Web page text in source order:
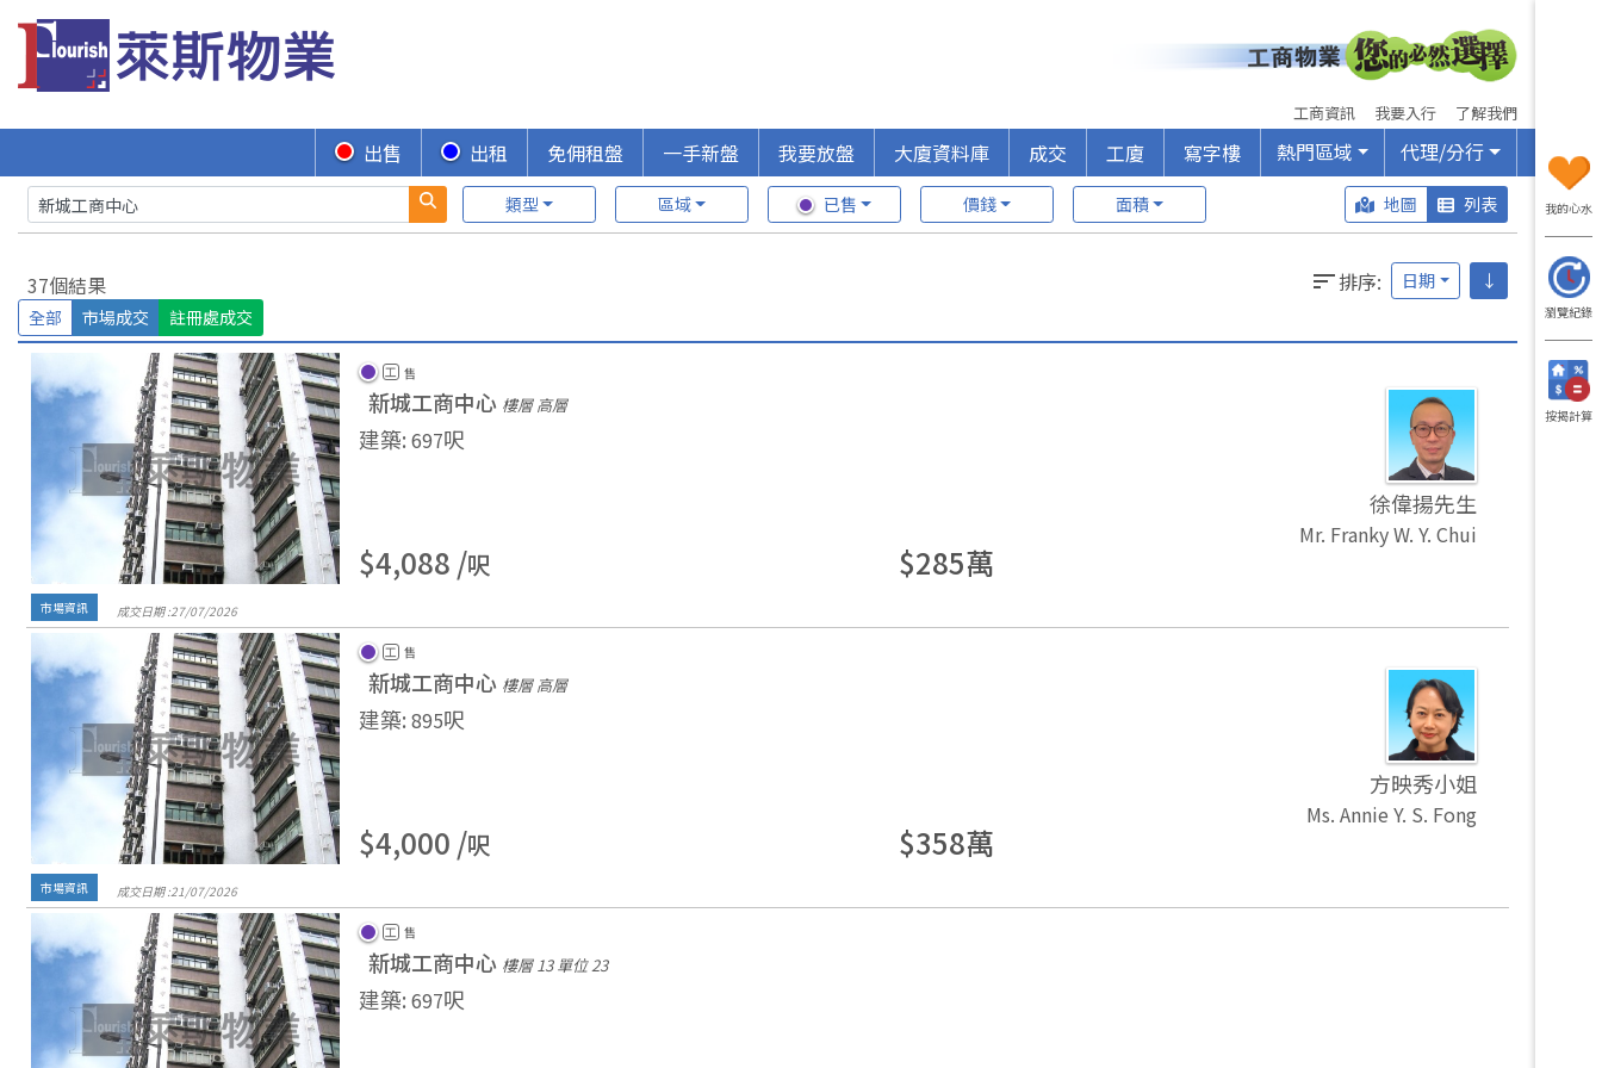
工商資訊 我要入行 了解我們
出售 出租 免佣租盤 一手新盤 我要放盤 大廈資料庫 成交 工廈 寫字樓 熱門區域 代理/分行
類型 區域 已售 價錢 面積 地圖 列表
37個結果 排序: 日期
↓
全部
市場成交 註冊處成交
工 售
新城工商中心 樓層 高層
建築: 697呎
$4,088 /呎 $285萬
徐偉揚先生
Mr. Franky W. Y. Chui
市場資訊 成交日期 :27/07/2026
工 售
新城工商中心 樓層 高層
建築: 895呎
$4,000 /呎 $358萬
方映秀小姐
Ms. Annie Y. S. Fong
市場資訊 成交日期 :21/07/2026
工 售
新城工商中心 樓層 13 單位 23
建築: 697呎
我的心水
瀏覽紀錄
按揭計算